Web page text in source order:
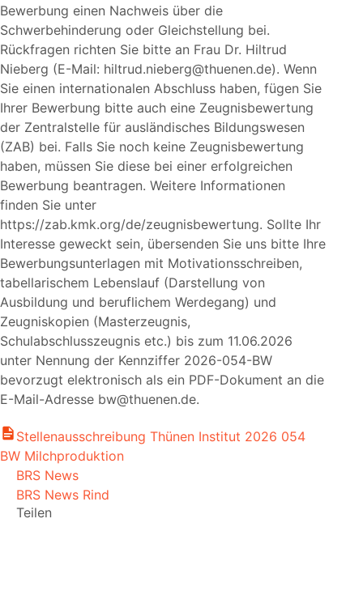
Bewerbung einen Nachweis über die
Schwerbehinderung oder Gleichstellung bei.
Rückfragen richten Sie bitte an Frau Dr. Hiltrud
Nieberg (E-Mail: hiltrud.nieberg@thuenen.de). Wenn
Sie einen internationalen Abschluss haben, fügen Sie
Ihrer Bewerbung bitte auch eine Zeugnisbewertung
der Zentralstelle für ausländisches Bildungswesen
(ZAB) bei. Falls Sie noch keine Zeugnisbewertung
haben, müssen Sie diese bei einer erfolgreichen
Bewerbung beantragen. Weitere Informationen
finden Sie unter
https://zab.kmk.org/de/zeugnisbewertung. Sollte Ihr
Interesse geweckt sein, übersenden Sie uns bitte Ihre
Bewerbungsunterlagen mit Motivationsschreiben,
tabellarischem Lebenslauf (Darstellung von
Ausbildung und beruflichem Werdegang) und
Zeugniskopien (Masterzeugnis,
Schulabschlusszeugnis etc.) bis zum 11.06.2026
unter Nennung der Kennziffer 2026-054-BW
bevorzugt elektronisch als ein PDF-Dokument an die
E-Mail-Adresse bw@thuenen.de.
Stellenausschreibung Thünen Institut 2026 054
BW Milchproduktion
BRS News
BRS News Rind
Teilen